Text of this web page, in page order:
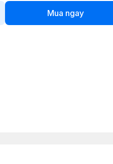
Mua ngay